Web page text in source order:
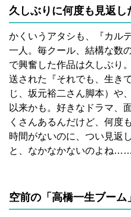
久しぶりに何度も見返し
かくいうアタシも、『カル
一人。毎クール、結構な数
で興奮した作品は久しぶり
送された『それでも、生き
じ、坂元裕二さん脚本）や
以来かも。好きなドラマ、
くさんあるんだけど、何度
時間がないのに、つい見返
と、なかなかないのよね……
空前の「高橋一生ブーム」